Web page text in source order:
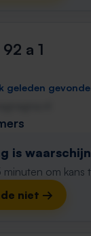
a 1
geleden
is
minuten om
niet →